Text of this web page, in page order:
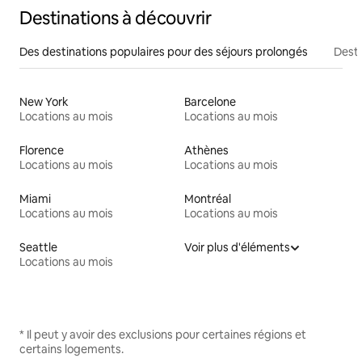
Destinations à découvrir
Des destinations populaires pour des séjours prolongés
New York
Locations au mois
Barcelone
Locations au mois
Florence
Locations au mois
Athènes
Locations au mois
Miami
Locations au mois
Montréal
Locations au mois
Seattle
Locations au mois
Voir plus d'éléments
* Il peut y avoir des exclusions pour certaines régions et
certains logements.